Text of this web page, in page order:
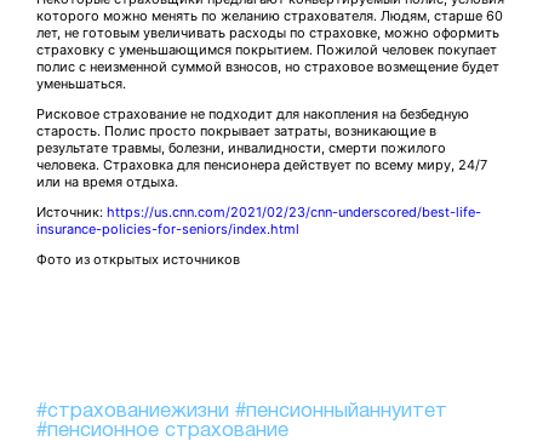
которого можно менять по желанию страхователя. Людям, старше 60
лет, не готовым увеличивать расходы по страховке, можно оформить
страховку с уменьшающимся покрытием. Пожилой человек покупает
полис с неизменной суммой взносов, но страховое возмещение будет
уменьшаться.
Рисковое страхование не подходит для накопления на безбедную
старость. Полис просто покрывает затраты, возникающие в
результате травмы, болезни, инвалидности, смерти пожилого
человека. Страховка для пенсионера действует по всему миру, 24/7
или на время отдыха.
Источник: https://us.cnn.com/2021/02/23/cnn-underscored/best-life-
insurance-policies-for-seniors/index.html
Фото из открытых источников
#страхованиежизни #пенсионныйаннуитет
#пенсионное страхование